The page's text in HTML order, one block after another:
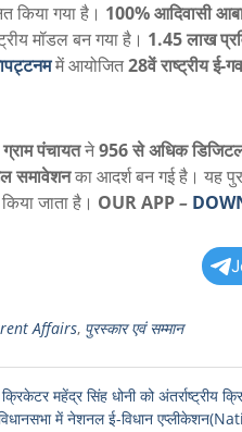
किया गया है। 100% आदिवासी
मॉडल बन गया है। 1.45 लाख
में आयोजित28वें राष्ट्रीय ई-
ग्राम पंचायतने956 से अधिक
समावेशनका आदर्श बन गई है। यह
जाता है। OUR APP–
Affairs, पुरस्कार एवं सम्मान
क्रिकेटर महेंद्र सिंह धोनी को
में नेशनल ई-विधान